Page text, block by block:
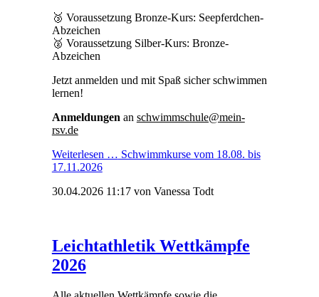
🥉 Voraussetzung Bronze-Kurs: Seepferdchen-
Abzeichen
🥈 Voraussetzung Silber-Kurs: Bronze-
Abzeichen
Jetzt anmelden und mit Spaß sicher schwimmen
lernen!
Anmeldungen an schwimmschule@mein-
rsv.de
Weiterlesen … Schwimmkurse vom 18.08. bis
17.11.2026
30.04.2026 11:17von Vanessa Todt
Leichtathletik Wettkämpfe
2026